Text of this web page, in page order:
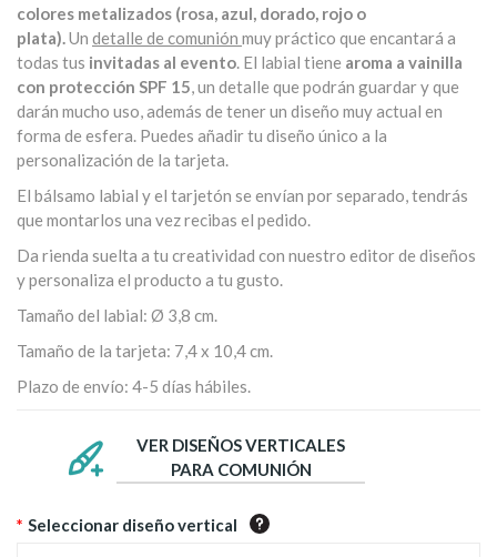
colores metalizados (rosa, azul, dorado, rojo o
plata).Un detalle de comunión muy práctico que encantará a
todas tus invitadas al evento. El labial tiene aroma a vainilla
con protección SPF 15, un detalle que podrán guardar y que
darán mucho uso, además de tener un diseño muy actual en
forma de esfera. Puedes añadir tu diseño único a la
personalización de la tarjeta.
El bálsamo labial y el tarjetón se envían por separado, tendrás
que montarlos una vez recibas el pedido.
Da rienda suelta a tu creatividad con nuestro editor de diseños
y personaliza el producto a tu gusto.
Tamaño del labial: Ø 3,8 cm.
Tamaño de la tarjeta: 7,4 x 10,4 cm.
Plazo de envío: 4-5 días hábiles.
VER DISEÑOS VERTICALES
PARA COMUNIÓN
* Seleccionar diseño vertical